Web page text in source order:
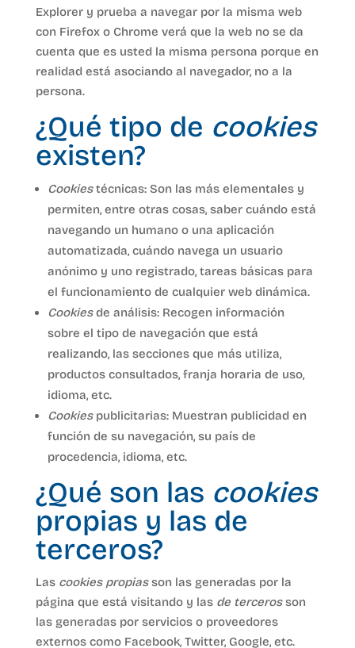
Explorer y prueba a navegar por la misma web
con Firefox o Chrome verá que la web no se da
cuenta que es usted la misma persona porque en
realidad está asociando al navegador, no a la
persona.
¿Qué tipo de cookies
existen?
Cookiestécnicas: Son las más elementales y
permiten, entre otras cosas, saber cuándo está
navegando un humano o una aplicación
automatizada, cuándo navega un usuario
anónimo y uno registrado, tareas básicas para
el funcionamiento de cualquier web dinámica.
Cookiesde análisis: Recogen información
sobre el tipo de navegación que está
realizando, las secciones que más utiliza,
productos consultados, franja horaria de uso,
idioma, etc.
Cookiespublicitarias: Muestran publicidad en
función de su navegación, su país de
procedencia, idioma, etc.
¿Qué son las cookies
propias y las de
terceros?
Las cookies propiasson las generadas por la
página que está visitando y las de tercerosson
las generadas por servicios o proveedores
externos como Facebook, Twitter, Google, etc.